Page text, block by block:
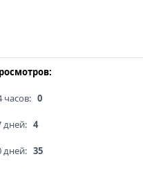
часов: 0
дней: 4
дней: 35